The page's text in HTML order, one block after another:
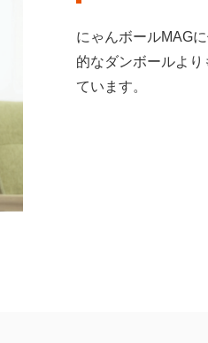
にゃんボールMAG
的なダンボールよ
ています。